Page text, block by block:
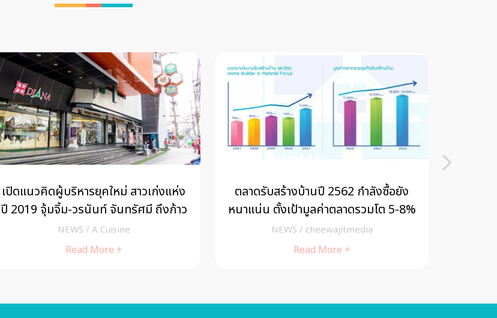
เปิดแนวคิดผู้บริหารยุคใหม่ สาวเก่งแห่ง
ปี 2019 จุ้มจิ้ม-วรนันท์ จันทรัศมี ถึงก้าว
แห่งความสำเร็จ
NEWS / A Cuisine
Read More +
ตลาดรับสร้างบ้านปี 2562 กำลังซื้อยัง
หนาแน่น ตั้งเป้ามูลค่าตลาดรวมโต 5-8%
NEWS / cheewajitmedia
Read More +